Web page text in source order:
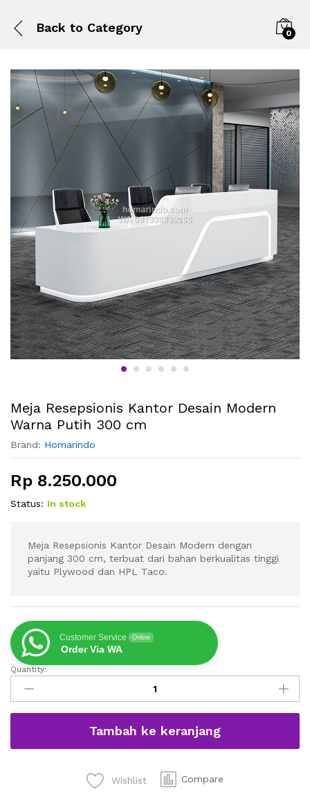
Back to Category 0
Meja Resepsionis Kantor Desain Modern
Warna Putih 300 cm
Brand: Homarindo
Rp 8.250.000
Status: In stock
Meja Resepsionis Kantor Desain Modern dengan
panjang 300 cm, terbuat dari bahan berkualitas tinggi
yaitu Plywood dan HPL Taco.
Customer Service Online
Order Via WA
Meja
Resepsionis
Kantor
Desain
Warna
Quantity:
Tambah ke keranjang
Wishlist Compare